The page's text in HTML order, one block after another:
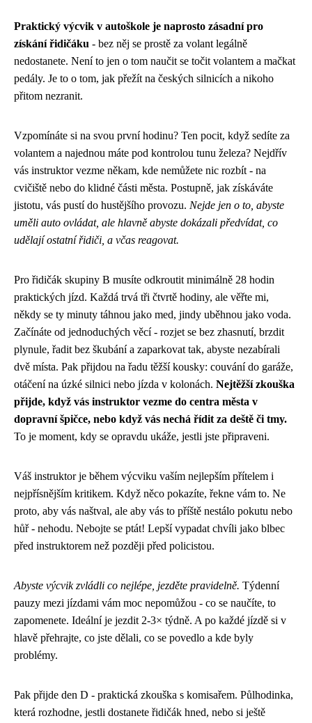
Praktický výcvik v autoškole je naprosto zásadní pro
získání řidičáku - bez něj se prostě za volant legálně
nedostanete. Není to jen o tom naučit se točit volantem a mačkat
pedály. Je to o tom, jak přežít na českých silnicích a nikoho
přitom nezranit.
Vzpomínáte si na svou první hodinu? Ten pocit, když sedíte za
volantem a najednou máte pod kontrolou tunu železa? Nejdřív
vás instruktor vezme někam, kde nemůžete nic rozbít - na
cvičiště nebo do klidné části města. Postupně, jak získáváte
jistotu, vás pustí do hustějšího provozu. Nejde jen o to, abyste
uměli auto ovládat, ale hlavně abyste dokázali předvídat, co
udělají ostatní řidiči, a včas reagovat.
Pro řidičák skupiny B musíte odkroutit minimálně 28 hodin
praktických jízd. Každá trvá tři čtvrtě hodiny, ale věřte mi,
někdy se ty minuty táhnou jako med, jindy uběhnou jako voda.
Začínáte od jednoduchých věcí - rozjet se bez zhasnutí, brzdit
plynule, řadit bez škubání a zaparkovat tak, abyste nezabírali
dvě místa. Pak přijdou na řadu těžší kousky: couvání do garáže,
otáčení na úzké silnici nebo jízda v kolonách. Nejtěžší zkouška
přijde, když vás instruktor vezme do centra města v
dopravní špičce, nebo když vás nechá řídit za deště či tmy.
To je moment, kdy se opravdu ukáže, jestli jste připraveni.
Váš instruktor je během výcviku vaším nejlepším přítelem i
nejpřísnějším kritikem. Když něco pokazíte, řekne vám to. Ne
proto, aby vás naštval, ale aby vás to příště nestálo pokutu nebo
hůř - nehodu. Nebojte se ptát! Lepší vypadat chvíli jako blbec
před instruktorem než později před policistou.
Abyste výcvik zvládli co nejlépe, jezděte pravidelně. Týdenní
pauzy mezi jízdami vám moc nepomůžou - co se naučíte, to
zapomenete. Ideální je jezdit 2-3× týdně. A po každé jízdě si v
hlavě přehrajte, co jste dělali, co se povedlo a kde byly
problémy.
Pak přijde den D - praktická zkouška s komisařem. Půlhodinka,
která rozhodne, jestli dostanete řidičák hned, nebo si ještě